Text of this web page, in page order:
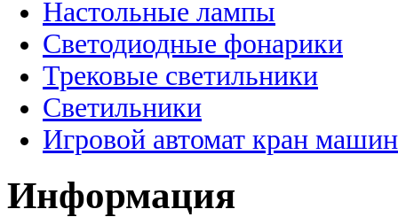
Настольные лампы
Светодиодные фонарики
Трековые светильники
Светильники
Игровой автомат кран
Информация